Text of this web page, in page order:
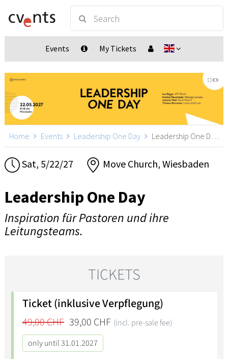
Events My Tickets
Home Events Leadership One Day Leadership One Day, Wiesbaden
Sat, 5/22/27 Move Church, Wiesbaden
Leadership One Day
Inspiration für Pastoren und ihre
Leitungsteams.